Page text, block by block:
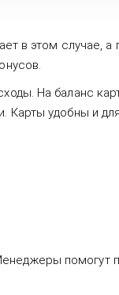
в этом случае,
На баланс
удобны и
помогут